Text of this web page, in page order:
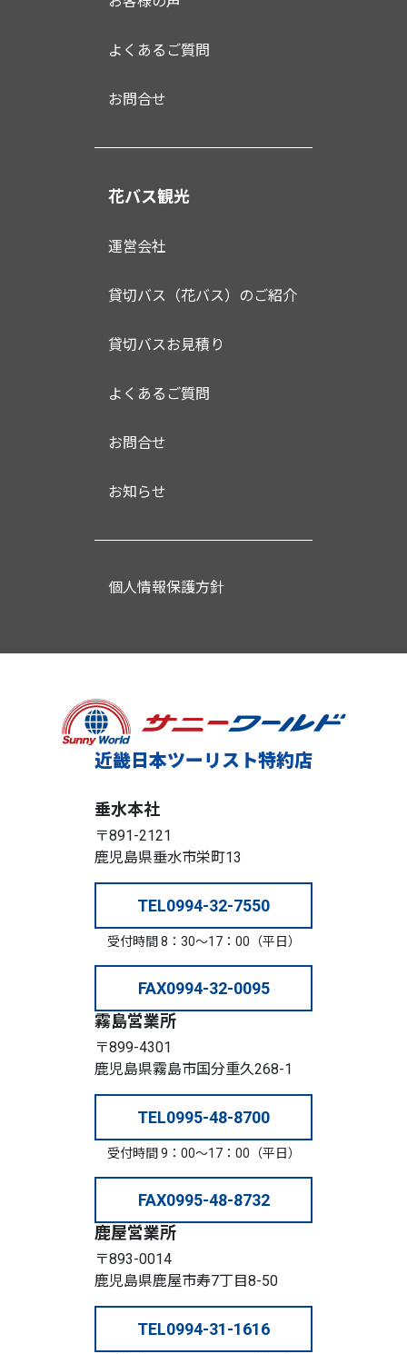
よくあるご質問
お問合せ
花バス観光
運営会社
貸切バス（花バス）のご紹介
貸切バスお見積り
よくあるご質問
お問合せ
お知らせ
個人情報保護方針
近畿日本ツーリスト特約店
垂水本社
〒891-2121
鹿児島県垂水市栄町13
TEL0994-32-7550
受付時間 8：30～17：00（平日）
FAX0994-32-0095
霧島営業所
〒899-4301
鹿児島県霧島市国分重久268-1
TEL0995-48-8700
受付時間 9：00～17：00（平日）
FAX0995-48-8732
鹿屋営業所
〒893-0014
鹿児島県鹿屋市寿7丁目8-50
TEL0994-31-1616